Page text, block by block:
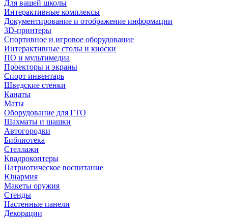
Для вашей школы
Интерактивные комплексы
Документирование и отображение информации
3D-принтеры
Спортивное и игровое оборудование
Интерактивные столы и киоски
ПО и мультимедиа
Проекторы и экраны
Спорт инвентарь
Шведские стенки
Канаты
Маты
Оборудование для ГТО
Шахматы и шашки
Автогородки
Библиотека
Стеллажи
Квадрокоптеры
Патриотическое воспитание
Юнармия
Макеты оружия
Стенды
Настенные панели
Декорации